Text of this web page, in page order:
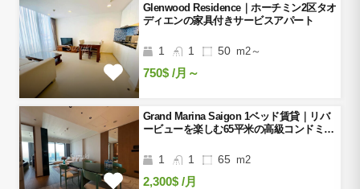
Glenwood Residence｜ホーチミン2区タオ
ディエンの家具付きサービスアパート
1 1 50 m2～
750$ /月～
Grand Marina Saigon 1ベッド賃貸｜リバ
ービューを楽しむ65平米の高級コンドミニ
1 1 65 m2
2,300$ /月